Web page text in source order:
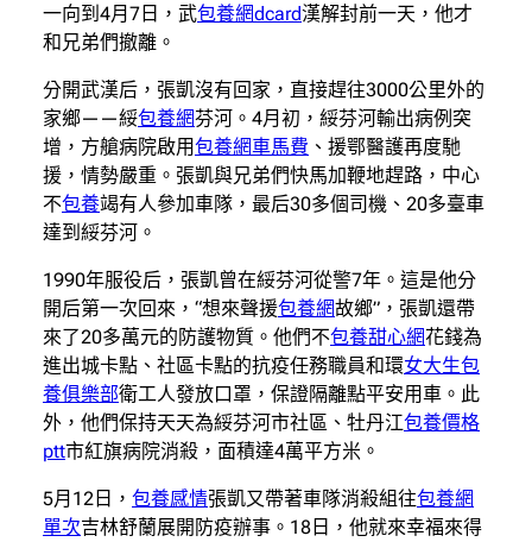
一向到4月7日，武包養網dcard漢解封前一天，他才
和兄弟們撤離。
分開武漢后，張凱沒有回家，直接趕往3000公里外的
家鄉——綏包養網芬河。4月初，綏芬河輸出病例突
增，方艙病院啟用包養網車馬費 、援鄂醫護再度馳
援，情勢嚴重。張凱與兄弟們快馬加鞭地趕路，中心
不包養竭有人參加車隊，最后30多個司機、20多臺車
達到綏芬河。
1990年服役后，張凱曾在綏芬河從警7年。這是他分
開后第一次回來，“想來聲援包養網故鄉”，張凱還帶
來了20多萬元的防護物質。他們不包養甜心網花錢為
進出城卡點、社區卡點的抗疫任務職員和環女大生包
養俱樂部衛工人發放口罩，保證隔離點平安用車。此
外，他們保持天天為綏芬河市社區、牡丹江包養價格
ptt市紅旗病院消殺，面積達4萬平方米。
5月12日， 包養感情張凱又帶著車隊消殺組往包養網
單次吉林舒蘭展開防疫辦事。18日，他就來幸福來得